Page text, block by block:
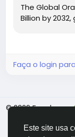
Este site usa
The Global
Billion by
Faça o login
© 2026 Facehun